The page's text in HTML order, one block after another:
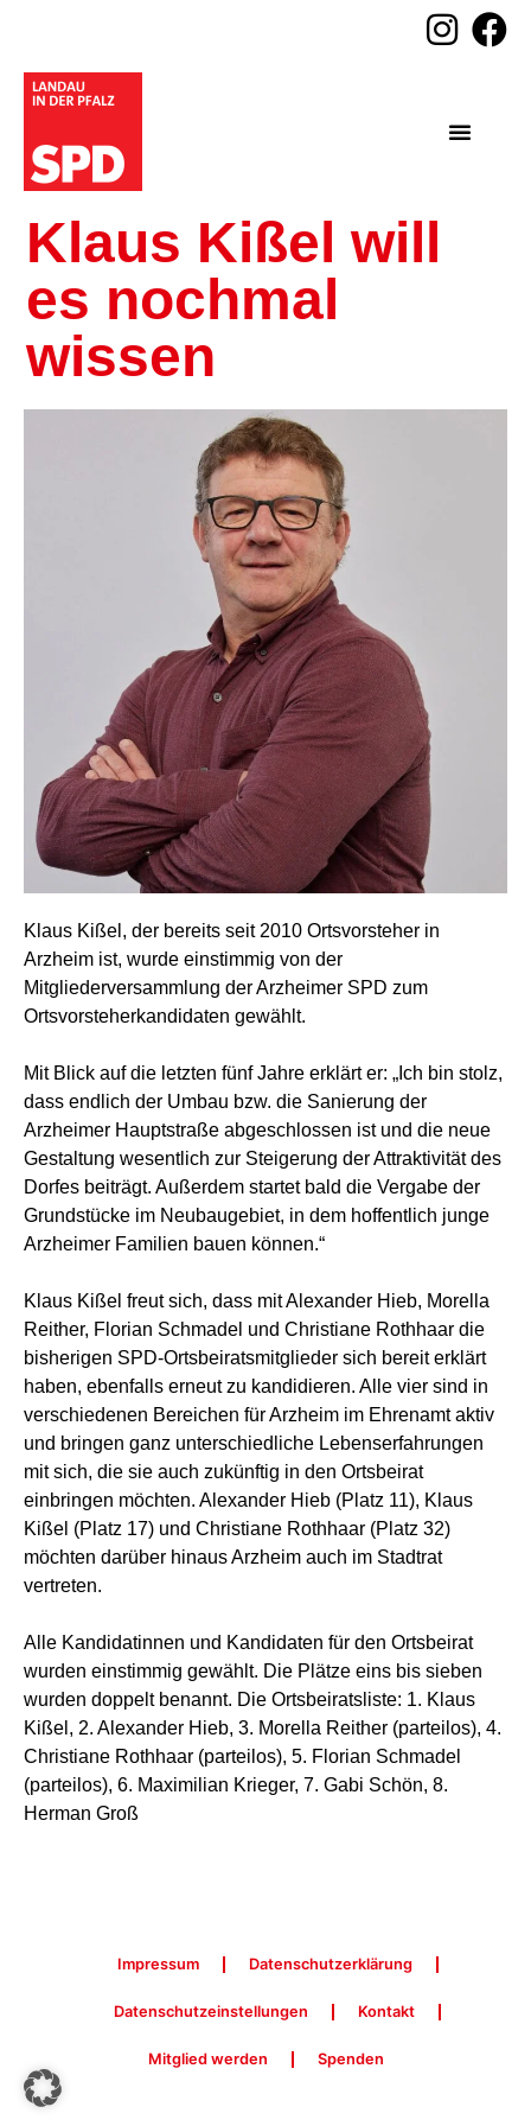
Klaus Kißel will
es nochmal
wissen
Klaus Kißel, der bereits seit 2010 Ortsvorsteher in
Arzheim ist, wurde einstimmig von der
Mitgliederversammlung der Arzheimer SPD zum
Ortsvorsteherkandidaten gewählt.
Mit Blick auf die letzten fünf Jahre erklärt er: „Ich bin stolz,
dass endlich der Umbau bzw. die Sanierung der
Arzheimer Hauptstraße abgeschlossen ist und die neue
Gestaltung wesentlich zur Steigerung der Attraktivität des
Dorfes beiträgt. Außerdem startet bald die Vergabe der
Grundstücke im Neubaugebiet, in dem hoffentlich junge
Arzheimer Familien bauen können.“
Klaus Kißel freut sich, dass mit Alexander Hieb, Morella
Reither, Florian Schmadel und Christiane Rothhaar die
bisherigen SPD-Ortsbeiratsmitglieder sich bereit erklärt
haben, ebenfalls erneut zu kandidieren. Alle vier sind in
verschiedenen Bereichen für Arzheim im Ehrenamt aktiv
und bringen ganz unterschiedliche Lebenserfahrungen
mit sich, die sie auch zukünftig in den Ortsbeirat
einbringen möchten. Alexander Hieb (Platz 11), Klaus
Kißel (Platz 17) und Christiane Rothhaar (Platz 32)
möchten darüber hinaus Arzheim auch im Stadtrat
vertreten.
Alle Kandidatinnen und Kandidaten für den Ortsbeirat
wurden einstimmig gewählt. Die Plätze eins bis sieben
wurden doppelt benannt. Die Ortsbeiratsliste: 1. Klaus
Kißel, 2. Alexander Hieb, 3. Morella Reither (parteilos), 4.
Christiane Rothhaar (parteilos), 5. Florian Schmadel
(parteilos), 6. Maximilian Krieger, 7. Gabi Schön, 8.
Herman Groß
Impressum Datenschutzerklärung
Datenschutzeinstellungen Kontakt
Mitglied werden Spenden